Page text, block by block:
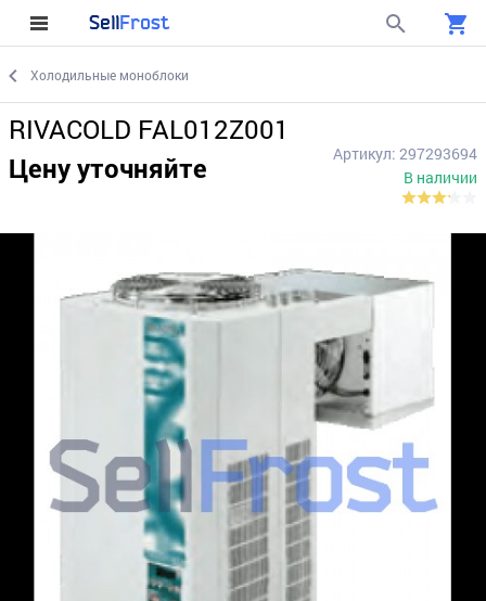
SellFrost
Холодильные моноблоки
RIVACOLD FAL012Z001
Цену уточняйте
Артикул: 297293694
В наличии